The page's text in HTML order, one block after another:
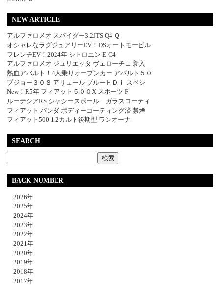
NEW ARTICLE
アルファロメオ スパイダー3.2JTS Q4 Ｑ
オシャレなラグジュアリーEV！DSオートモービル
フレンチEV！2024年 シトロエン E-C4
アルファロメオ ジュリエッタ ヴェローチェ 新入
熱血アバルト！4人乗りオープンカー アバルト５０
プジョー３０８ アリュール ブルーＨＤｉ スペシ
New！R5年 フィアット５００X スポーツ F
ルーテシアRS シャシースポール ガラスコーティ
フィアット パンダ ボディーコーティング済 禁煙
フィアット500 1.2カルト後期型 ワンオーナ
SEARCH
BACK NUMBER
2026年
2025年
2024年
2023年
2022年
2021年
2020年
2019年
2018年
2017年